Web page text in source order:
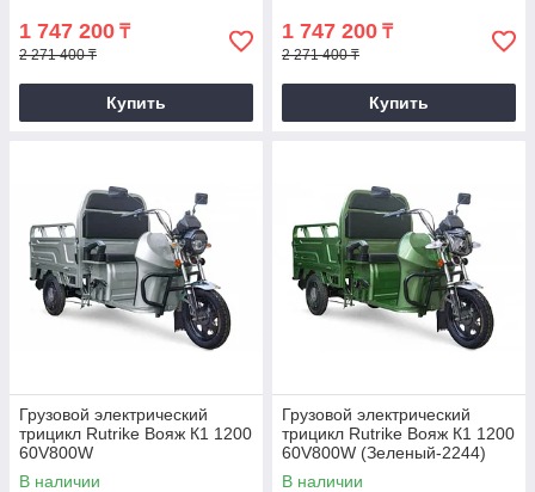
1 747 200 ₸
2 271 400 ₸
Купить
1 747 200 ₸
2 271 400 ₸
Купить
Грузовой электрический
трицикл Rutrike Вояж К1 1200
60V800W
(Серебристый-2243)
В наличии
Грузовой электрический
трицикл Rutrike Вояж К1 1200
60V800W (Зеленый-2244)
В наличии